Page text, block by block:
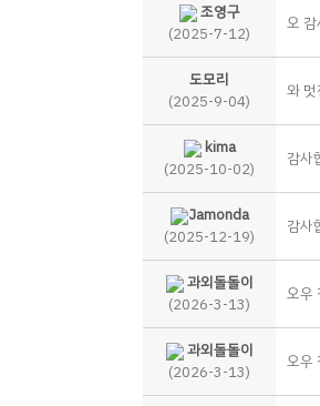
조영구
(2025-7-12)
오
도모리
(2025-9-04)
와
kima
(2025-10-02)
감사
Jamonda
(2025-12-19)
감사
과외돌돌이
(2026-3-13)
오우
과외돌돌이
(2026-3-13)
오우